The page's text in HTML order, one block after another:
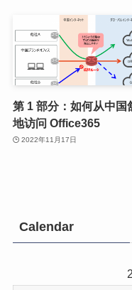
第 1 部分：如何从中国
地访问 Office365
2022年11月17日
Calendar